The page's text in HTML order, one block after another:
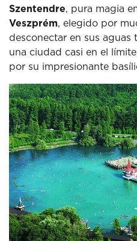
Szentendre, pura magia
Veszprém, elegido por
desconectar en sus aguas
una ciudad casi en el
por su impresionante